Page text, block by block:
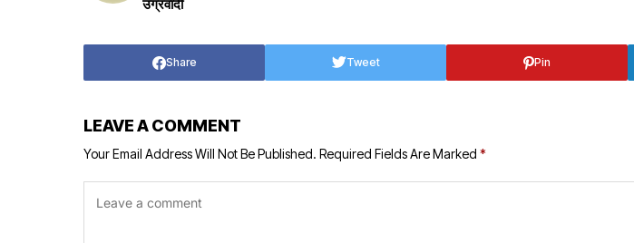
उग्रवादी
Share Tweet Pin
LEAVE A COMMENT
Your Email Address Will Not Be Published. Required Fields Are Marked *